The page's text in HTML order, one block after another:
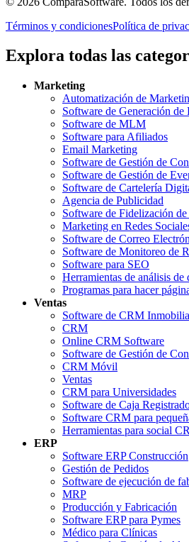
Términos y condicionesPolítica de
Explora todas las
Marketing
Automatización de
Software de Generación de
Software de MLM
Software para Afiliados
Email Marketing
Software de Gestión de
Software de Gestión de
Software de Cartelería
Agencia de Publicidad
Software de Fidelización
Marketing en Redes
Software de Correo
Software de Monitoreo de
Software para SEO
Herramientas de análisis de
Programas para hacer
Ventas
Software de CRM
CRM
Online CRM Software
Software de Gestión de
CRM Móvil
Ventas
CRM para Universidades
Software de Caja
Software CRM para
Herramientas para social
ERP
Software ERP Construcción
Gestión de Pedidos
Software de ejecución de
MRP
Producción y Fabricación
Software ERP para Pymes
Médico para Clínicas